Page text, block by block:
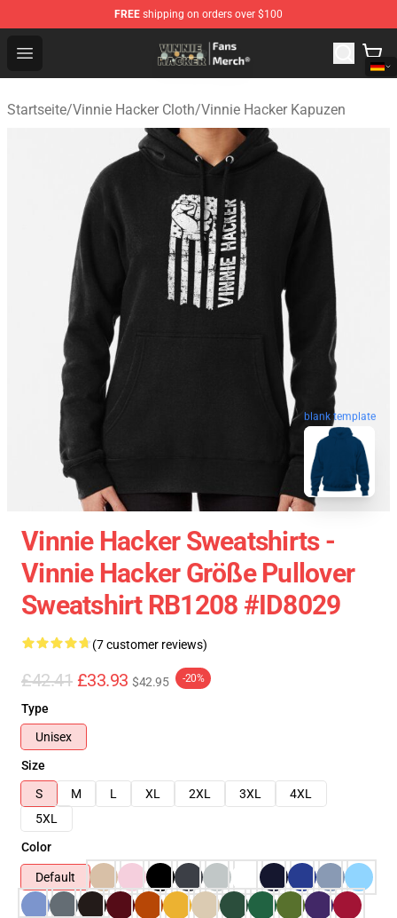
FREE shipping on orders over $100
Open menu
Vinnie Hacker Store - Official Vinnie Hacker Merchandise
Startseite/Vinnie Hacker Cloth/Vinnie Hacker Kapuzen
blank template
Vinnie Hacker Sweatshirts -
Vinnie Hacker Größe Pullover
Sweatshirt RB1208 #ID8029
(7 customer reviews)
£42.41 £33.93 $42.95 -20%
Type
Unisex
Size
S
M L XL 2XL 3XL
4XL
5XL
Color
Default